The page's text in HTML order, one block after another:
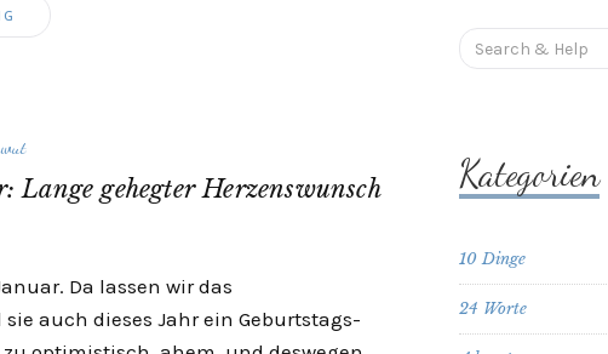
gehegter Herzenswunsch
Da lassen wir das
auch dieses Jahr ein Geburtstags-
Search
for:
Kategorien
10 Dinge
24 Worte